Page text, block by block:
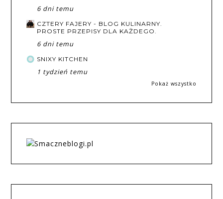
6 dni temu
CZTERY FAJERY - BLOG KULINARNY.
PROSTE PRZEPISY DLA KAŻDEGO.
6 dni temu
SNIXY KITCHEN
1 tydzień temu
Pokaż wszystko